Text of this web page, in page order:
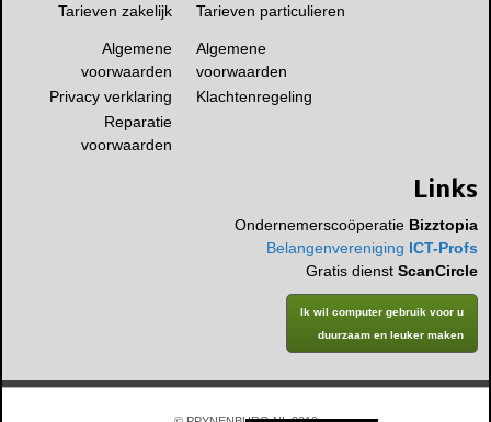
Tarieven zakelijk
Tarieven particulieren
Algemene
voorwaarden
Algemene
voorwaarden
Privacy verklaring
Klachtenregeling
Reparatie
voorwaarden
Links
Ondernemerscoöperatie Bizztopia
Belangenvereniging ICT-Profs
Gratis dienst ScanCircle
Ik wil computer gebruik voor u
duurzaam en leuker maken